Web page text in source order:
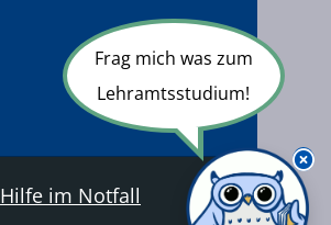
Hilfe im Notfall
Frag mich was zum
Lehramtsstudium!